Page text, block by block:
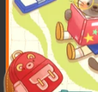
NXB
Năm XB
Ngôn Ngữ
Trọng lượng (gr)
Kích Thước Bao